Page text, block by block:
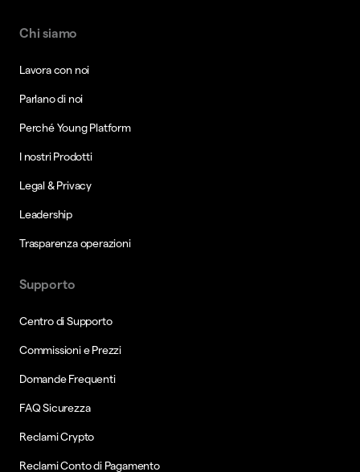
Chi siamo
Lavora con noi
Parlano di noi
Perché Young Platform
I nostri Prodotti
Legal & Privacy
Leadership
Trasparenza operazioni
Supporto
Centro di Supporto
Commissioni e Prezzi
Domande Frequenti
FAQ Sicurezza
Reclami Crypto
Reclami Conto di Pagamento